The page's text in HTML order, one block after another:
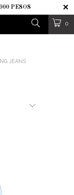
PESOS
0
JEANS